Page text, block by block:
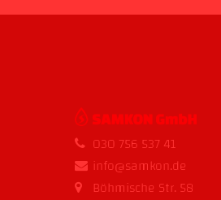
030 756 537 41
info@samkon.de
Böhmische Str. 58